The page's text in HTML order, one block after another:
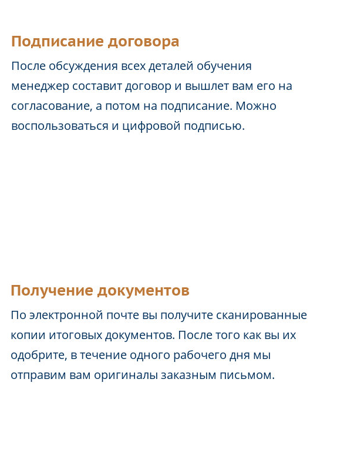
Подписание договора
После обсуждения всех деталей обучения
менеджер составит договор и вышлет вам его на
согласование, а потом на подписание. Можно
воспользоваться и цифровой подписью.
Получение документов
По электронной почте вы получите сканированные
копии итоговых документов. После того как вы их
одобрите, в течение одного рабочего дня мы
отправим вам оригиналы заказным письмом.